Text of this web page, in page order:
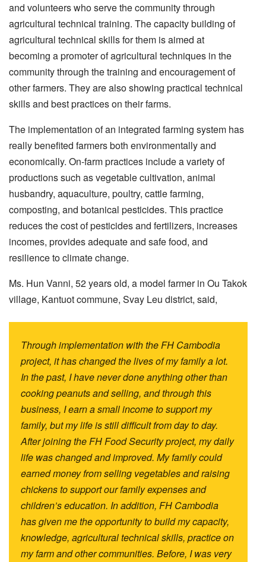
and volunteers who serve the community through
agricultural technical training. The capacity building of
agricultural technical skills for them is aimed at
becoming a promoter of agricultural techniques in the
community through the training and encouragement of
other farmers. They are also showing practical technical
skills and best practices on their farms.
The implementation of an integrated farming system has
really benefited farmers both environmentally and
economically. On-farm practices include a variety of
productions such as vegetable cultivation, animal
husbandry, aquaculture, poultry, cattle farming,
composting, and botanical pesticides. This practice
reduces the cost of pesticides and fertilizers, increases
incomes, provides adequate and safe food, and
resilience to climate change.
Ms. Hun Vanni, 52 years old, a model farmer in Ou Takok
village, Kantuot commune, Svay Leu district, said,
Through implementation with the FH Cambodia
project, it has changed the lives of my family a lot.
In the past, I have never done anything other than
cooking peanuts and selling, and through this
business, I earn a small income to support my
family, but my life is still difficult from day to day.
After joining the FH Food Security project, my daily
life was changed and improved. My family could
earned money from selling vegetables and raising
chickens to support our family expenses and
children’s education. In addition, FH Cambodia
has given me the opportunity to build my capacity,
knowledge, agricultural technical skills, practice on
my farm and other communities. Before, I was very